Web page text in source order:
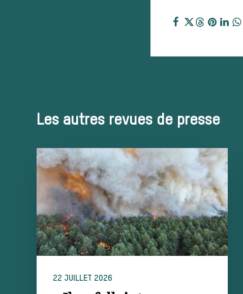
Les autres revues de presse
22 JUILLET 2026